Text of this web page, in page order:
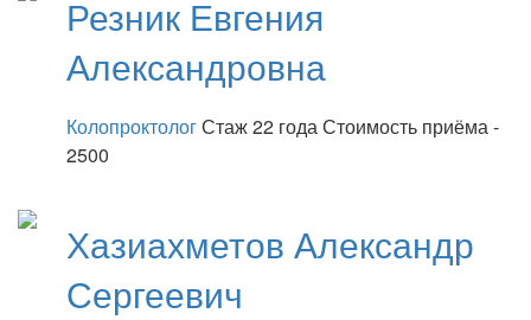
Резник Евгения
Александровна
КолопроктологСтаж 22 года Стоимость приёма -
2500
Хазиахметов Александр
Сергеевич